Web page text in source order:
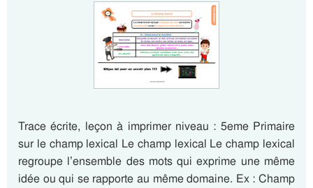
Trace écrite, leçon à imprimer niveau : 5eme Primaire
sur le champ lexical Le champ lexical Le champ lexical
regroupe l’ensemble des mots qui exprime une même
idée ou qui se rapporte au même domaine. Ex : Champ